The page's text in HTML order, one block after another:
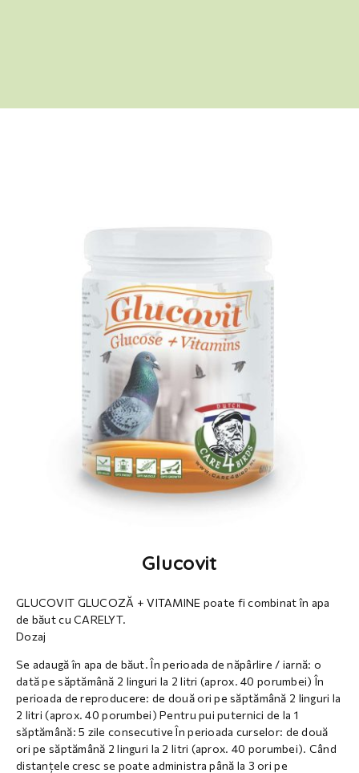
Glucovit
GLUCOVIT GLUCOZĂ + VITAMINE poate fi combinat în apa
de băut cu CARELYT.
Dozaj
Se adaugă în apa de băut. În perioada de năpârlire / iarnă: o
dată pe săptămână 2 linguri la 2 litri (aprox. 40 porumbei) În
perioada de reproducere: de două ori pe săptămână 2 linguri la
2 litri (aprox. 40 porumbei) Pentru pui puternici de la 1
săptămână: 5 zile consecutive În perioada curselor: de două
ori pe săptămână 2 linguri la 2 litri (aprox. 40 porumbei). Când
distanțele cresc se poate administra până la 3 ori pe